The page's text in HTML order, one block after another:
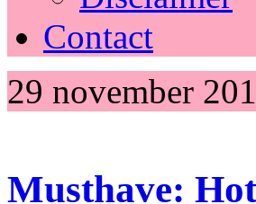
Contact
29 november
Musthave: